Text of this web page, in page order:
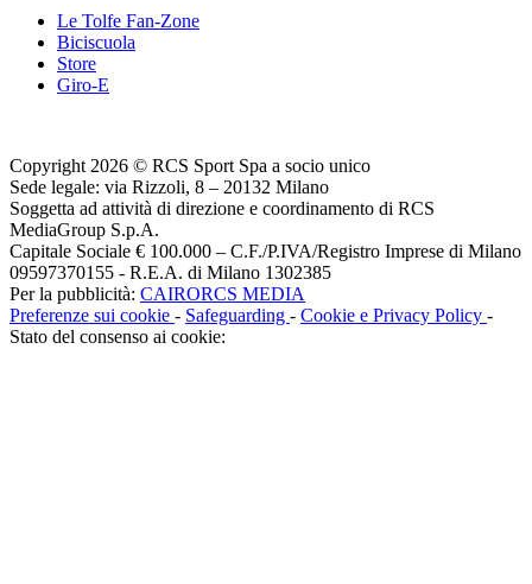
Le Tolfe Fan-Zone
Biciscuola
Store
Giro-E
Copyright 2026 © RCS Sport Spa a socio unico
Sede legale: via Rizzoli, 8 – 20132 Milano
Soggetta ad attività di direzione e coordinamento di RCS
MediaGroup S.p.A.
Capitale Sociale € 100.000 – C.F./P.IVA/Registro Imprese di Milano
09597370155 - R.E.A. di Milano 1302385
Per la pubblicità: CAIRORCS MEDIA
Preferenze sui cookie - Safeguarding - Cookie e Privacy Policy -
Stato del consenso ai cookie: